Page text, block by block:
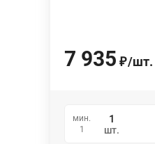
7 935 ₽/шт.
мин.
1
шт.